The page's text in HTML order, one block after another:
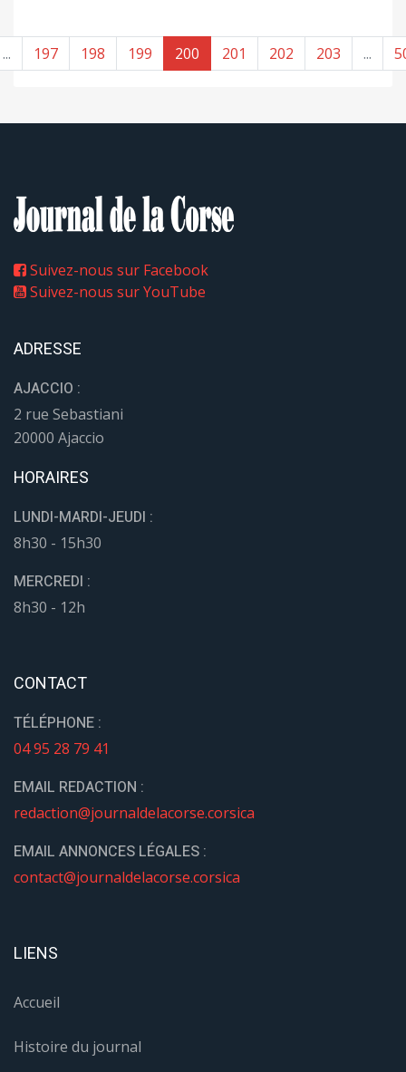
... 197 198 199 200 201 202 203 ...
Suivez-nous sur Facebook
Suivez-nous sur YouTube
ADRESSE
AJACCIO :
2 rue Sebastiani
20000 Ajaccio
HORAIRES
LUNDI-MARDI-JEUDI :
8h30 - 15h30
MERCREDI :
8h30 - 12h
CONTACT
TÉLÉPHONE :
04 95 28 79 41
EMAIL REDACTION :
redaction@journaldelacorse.corsica
EMAIL ANNONCES LÉGALES :
contact@journaldelacorse.corsica
LIENS
Accueil
Histoire du journal